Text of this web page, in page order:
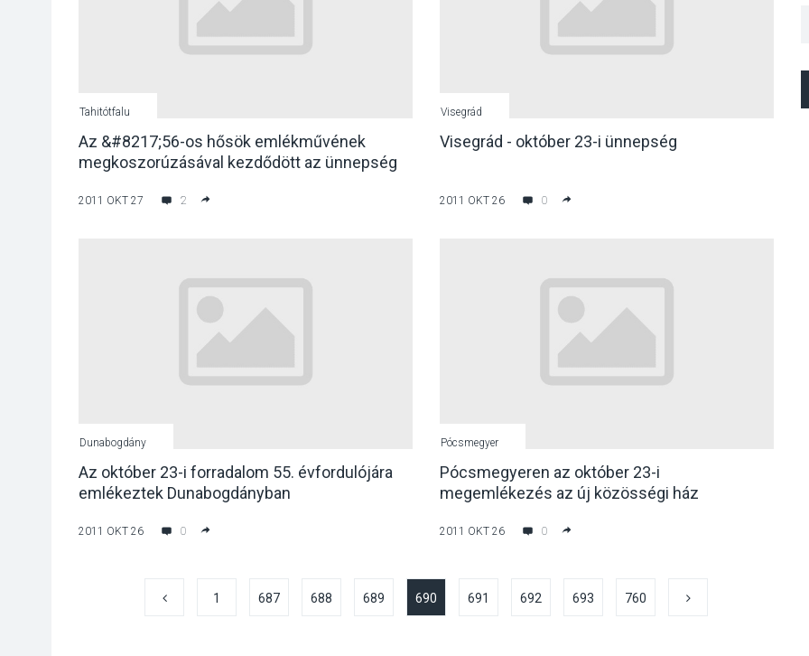
Tahitótfalu
Az &#8217;56-os hősök emlékművének
megkoszorúzásával kezdődött az ünnepség
2011 OKT 27 2
Visegrád
Visegrád - október 23-i ünnepség
2011 OKT 26 0
Dunabogdány
Az október 23-i forradalom 55. évfordulójára
emlékeztek Dunabogdányban
2011 OKT 26 0
Pócsmegyer
Pócsmegyeren az október 23-i
megemlékezés az új közösségi ház
2011 OKT 26 0
1 687 688 689 690 691 692 693 760